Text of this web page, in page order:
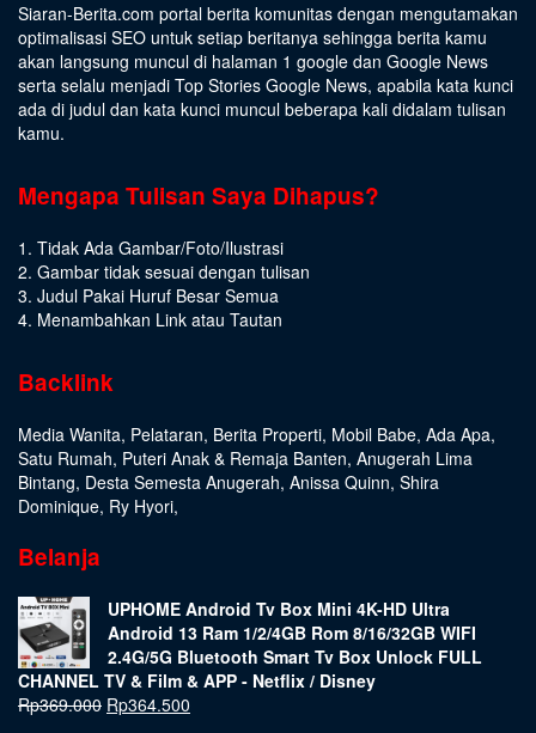
Siaran-Berita.com portal berita komunitas dengan mengutamakan
optimalisasi SEO untuk setiap beritanya sehingga berita kamu
akan langsung muncul di halaman 1 google dan Google News
serta selalu menjadi Top Stories Google News, apabila kata kunci
ada di judul dan kata kunci muncul beberapa kali didalam tulisan
kamu.
Mengapa Tulisan Saya Dihapus?
1. Tidak Ada Gambar/Foto/Ilustrasi
2. Gambar tidak sesuai dengan tulisan
3. Judul Pakai Huruf Besar Semua
4. Menambahkan Link atau Tautan
Backlink
Media Wanita, Pelataran, Berita Properti, Mobil Babe, Ada Apa,
Satu Rumah, Puteri Anak & Remaja Banten, Anugerah Lima
Bintang, Desta Semesta Anugerah, Anissa Quinn, Shira
Dominique, Ry Hyori,
Belanja
UPHOME Android Tv Box Mini 4K-HD Ultra
Android 13 Ram 1/2/4GB Rom 8/16/32GB WIFI
2.4G/5G Bluetooth Smart Tv Box Unlock FULL
CHANNEL TV & Film & APP - Netflix / Disney
Rp369.000 Rp364.500